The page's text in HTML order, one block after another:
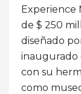
Experience
de $ 250
diseñado
inaugurado
con su
como